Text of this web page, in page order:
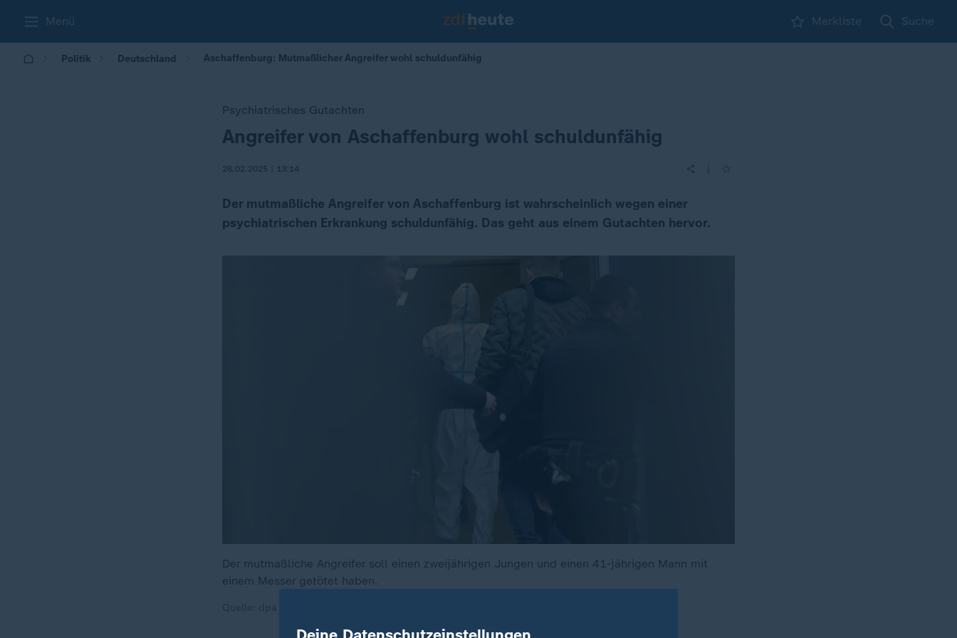
Menü Merkliste Suche
Politik Deutschland Aschaffenburg: Mutmaßlicher Angreifer wohl schuldunfähig
Psychiatrisches Gutachten
:
Angreifer von Aschaffenburg wohl schuldunfähig
28.02.2025 | 13:14
Der mutmaßliche Angreifer von Aschaffenburg ist wahrscheinlich wegen einer
psychiatrischen Erkrankung schuldunfähig. Das geht aus einem Gutachten hervor.
Der mutmaßliche Angreifer soll einen zweijährigen Jungen und einen 41-jährigen Mann mit
einem Messer getötet haben.